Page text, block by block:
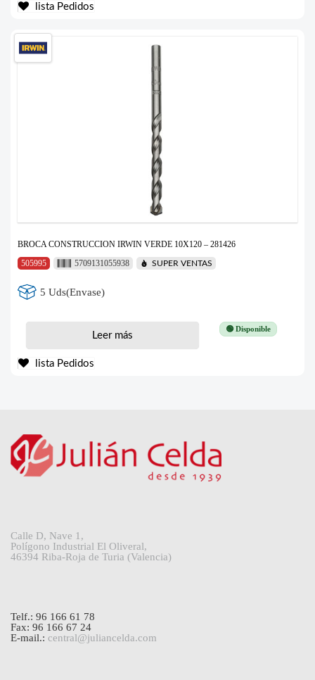
lista Pedidos
BROCA CONSTRUCCION IRWIN VERDE 10X120 – 281426
505995
5709131055938 SUPER VENTAS
5 Uds(Envase)
🟢 Disponible
Leer más
lista Pedidos
Calle D, Nave 1,
Polígono Industrial El Oliveral,
46394 Riba-Roja de Turia (Valencia)
Telf.: 96 166 61 78
Fax: 96 166 67 24
E-mail.: central@juliancelda.com